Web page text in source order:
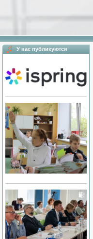
У нас публикуются